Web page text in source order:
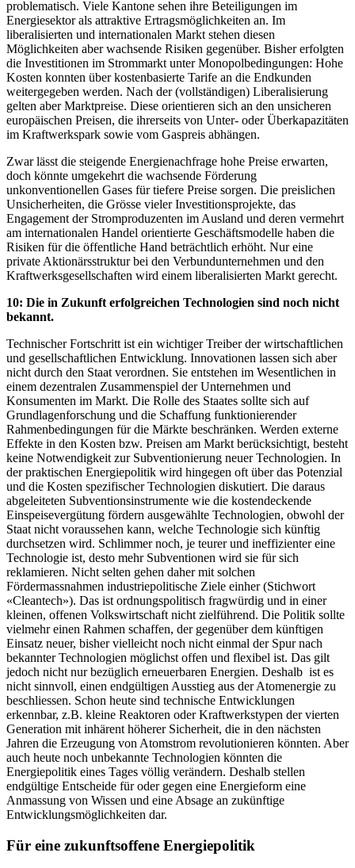
problematisch. Viele Kantone sehen ihre Beteiligungen im
Energiesektor als attraktive Ertragsmöglichkeiten an. Im
liberalisierten und internationalen Markt stehen diesen
Möglichkeiten aber wachsende Risiken gegenüber. Bisher erfolgten
die Investitionen im Strommarkt unter Monopolbedingungen: Hohe
Kosten konnten über kostenbasierte Tarife an die Endkunden
weitergegeben werden. Nach der (vollständigen) Liberalisierung
gelten aber Marktpreise. Diese orientieren sich an den unsicheren
europäischen Preisen, die ihrerseits von Unter- oder Überkapazitäten
im Kraftwerkspark sowie vom Gaspreis abhängen.
Zwar lässt die steigende Energienachfrage hohe Preise erwarten,
doch könnte umgekehrt die wachsende Förderung
unkonventionellen Gases für tiefere Preise sorgen. Die preislichen
Unsicherheiten, die Grösse vieler Investitionsprojekte, das
Engagement der Stromproduzenten im Ausland und deren vermehrt
am internationalen Handel orientierte Geschäftsmodelle haben die
Risiken für die öffentliche Hand beträchtlich erhöht. Nur eine
private Aktionärsstruktur bei den Verbundunternehmen und den
Kraftwerksgesellschaften wird einem liberalisierten Markt gerecht.
10: Die in Zukunft erfolgreichen Technologien sind noch nicht
bekannt.
Technischer Fortschritt ist ein wichtiger Treiber der wirtschaftlichen
und gesellschaftlichen Entwicklung. Innovationen lassen sich aber
nicht durch den Staat verordnen. Sie entstehen im Wesentlichen in
einem dezentralen Zusammenspiel der Unternehmen und
Konsumenten im Markt. Die Rolle des Staates sollte sich auf
Grundlagenforschung und die Schaffung funktionierender
Rahmenbedingungen für die Märkte beschränken. Werden externe
Effekte in den Kosten bzw. Preisen am Markt berücksichtigt, besteht
keine Notwendigkeit zur Subventionierung neuer Technologien. In
der praktischen Energiepolitik wird hingegen oft über das Potenzial
und die Kosten spezifischer Technologien diskutiert. Die daraus
abgeleiteten Subventionsinstrumente wie die kostendeckende
Einspeisevergütung fördern ausgewählte Technologien, obwohl der
Staat nicht voraussehen kann, welche Technologie sich künftig
durchsetzen wird. Schlimmer noch, je teurer und ineffizienter eine
Technologie ist, desto mehr Subventionen wird sie für sich
reklamieren. Nicht selten gehen daher mit solchen
Fördermassnahmen industriepolitische Ziele einher (Stichwort
«Cleantech»). Das ist ordnungspolitisch fragwürdig und in einer
kleinen, offenen Volkswirtschaft nicht zielführend. Die Politik sollte
vielmehr einen Rahmen schaffen, der gegenüber dem künftigen
Einsatz neuer, bisher vielleicht noch nicht einmal der Spur nach
bekannter Technologien möglichst offen und flexibel ist. Das gilt
jedoch nicht nur bezüglich erneuerbaren Energien. Deshalb ist es
nicht sinnvoll, einen endgültigen Ausstieg aus der Atomenergie zu
beschliessen. Schon heute sind technische Entwicklungen
erkennbar, z.B. kleine Reaktoren oder Kraftwerkstypen der vierten
Generation mit inhärent höherer Sicherheit, die in den nächsten
Jahren die Erzeugung von Atomstrom revolutionieren könnten. Aber
auch heute noch unbekannte Technologien könnten die
Energiepolitik eines Tages völlig verändern. Deshalb stellen
endgültige Entscheide für oder gegen eine Energieform eine
Anmassung von Wissen und eine Absage an zukünftige
Entwicklungsmöglichkeiten dar.
Für eine zukunftsoffene Energiepolitik